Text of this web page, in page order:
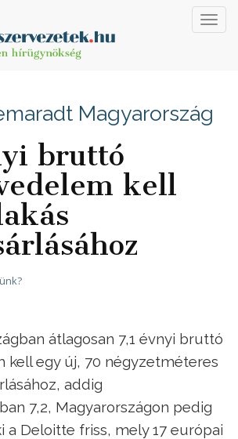
Magyarország
bruttó
kell
átlagosan 7,1 évnyi bruttó
kell egy új, 70 négyzetméteres
addig
7,2, Magyarországon pedig
a Deloitte friss, mely 17 európai